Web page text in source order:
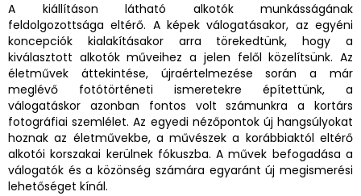
A kiállításon látható alkotók munkásságának
feldolgozottsága eltérő. A képek válogatásakor, az egyéni
koncepciók kialakításakor arra törekedtünk, hogy a
kiválasztott alkotók műveihez a jelen felől közelítsünk. Az
életművek áttekintése, újraértelmezése során a már
meglévő fotótörténeti ismeretekre építettünk, a
válogatáskor azonban fontos volt számunkra a kortárs
fotográfiai szemlélet. Az egyedi nézőpontok új hangsúlyokat
hoznak az életművekbe, a művészek a korábbiaktól eltérő
alkotói korszakai kerülnek fókuszba. A művek befogadása a
válogatók és a közönség számára egyaránt új megismerési
lehetőséget kínál.